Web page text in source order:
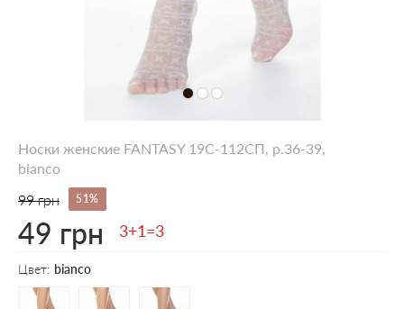
Носки женские FANTASY 19С-112СП, р.36-39,
bianco
99 грн
51%
49 грн 3+1=3
Цвет: bianco